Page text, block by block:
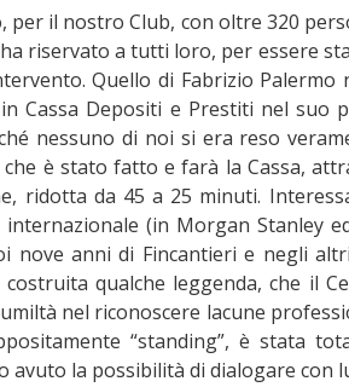
per il nostro Club, con oltre 320
riservato a tutti loro, per essere
Quello di Fabrizio
Cassa Depositi e Prestiti nel suo
nessuno di noi si era reso
è stato fatto e farà la Cassa,
ridotta da 45 a 25 minuti.
(in Morgan Stanley
anni di Fincantieri e negli
qualche leggenda, che il
nel riconoscere lacune
“standing”, è stata
avuto la possibilità di dialogare con